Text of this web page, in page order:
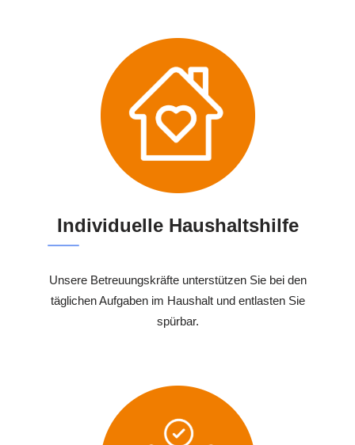
Individuelle Haushaltshilfe
Unsere Betreuungskräfte unterstützen Sie bei den
täglichen Aufgaben im Haushalt und entlasten Sie
spürbar.